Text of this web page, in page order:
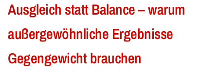
Ausgleich statt Balance – warum
außergewöhnliche Ergebnisse
Gegengewicht brauchen